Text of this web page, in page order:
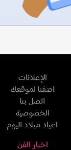
الإعلانات
اضفنا لموقعك
اتصل بنا
الخصوصية
اعياد ميلاد اليوم
اخبار الفن